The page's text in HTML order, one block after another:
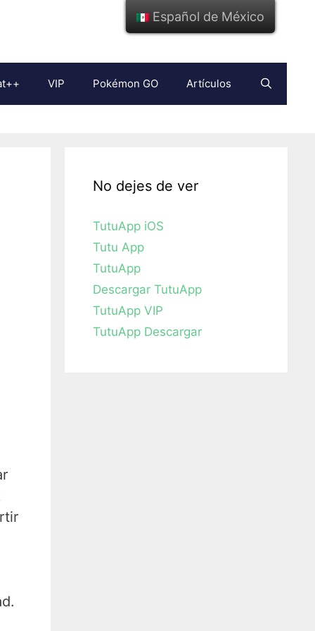
VIP Pokémon GO Artículos
No dejes de ver
TutuApp iOS
Tutu App
TutuApp
Descargar TutuApp
TutuApp VIP
TutuApp Descargar
Español de México